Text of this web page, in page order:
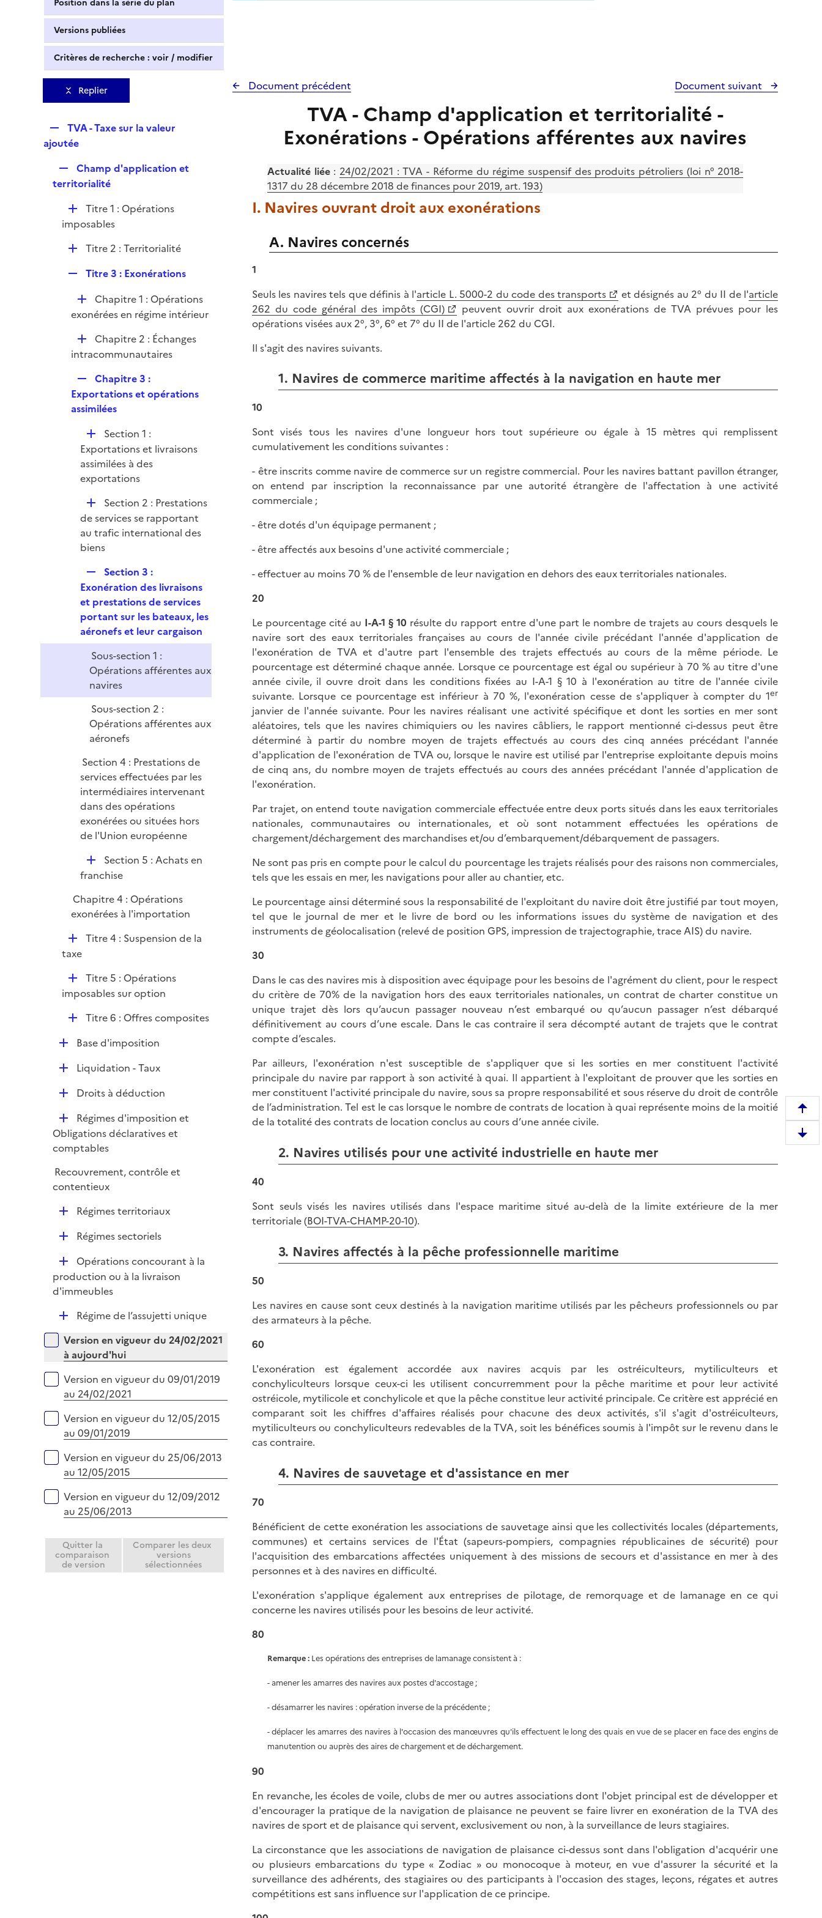
Position dans la série du plan
Versions publiées
Critères de recherche : voir / modifier
Replier
e
l
i
TVA - Taxe sur la valeur
ajoutée
e
l
i
e
r
Champ d'application et
territorialité
D
é
r
Titre 1 : Opérations
imposables
D
l
i
e
r
Titre 2 : Territorialité
p
l
i
e
r
Titre 3 : Exonérations
D
é
i
Chapitre 1 : Opérations
exonérées en régime intérieur
D
é
i
e
r
Chapitre 2 : Échanges
intracommunautaires
e
p
i
e
r
Chapitre 3 :
Exportations et opérations
assimilées
D
é
p
l
r
Section 1 :
Exportations et livraisons
assimilées à des
exportations
D
é
p
l
r
Section 2 : Prestations
de services se rapportant
au trafic international des
biens
e
p
l
i
e
r
Section 3 :
Exonération des livraisons
et prestations de services
portant sur les bateaux, les
aéronefs et leur cargaison
Sous-section 1 :
Opérations afférentes aux
navires
Sous-section 2 :
Opérations afférentes aux
aéronefs
Section 4 : Prestations de
services effectuées par les
intermédiaires intervenant
dans des opérations
exonérées ou situées hors
de l'Union européenne
D
é
l
i
Section 5 : Achats en
franchise
Chapitre 4 : Opérations
exonérées à l'importation
D
é
i
Titre 4 : Suspension de la
taxe
D
é
i
e
r
Titre 5 : Opérations
imposables sur option
D
p
i
e
Titre 6 : Offres composites
D
r
Base d'imposition
D
i
e
r
Liquidation - Taux
D
l
i
r
Droits à déduction
D
é
p
i
e
Régimes d'imposition et
Obligations déclaratives et
comptables
Recouvrement, contrôle et
contentieux
D
e
r
Régimes territoriaux
D
l
i
Régimes sectoriels
D
é
p
e
r
Opérations concourant à la
production ou à la livraison
d'immeubles
D
p
l
i
r
Régime de l’assujetti unique
Versions sur la période
Version en vigueur du 24/02/2021
à aujourd'hui
Version en vigueur du 09/01/2019
au 24/02/2021
Version en vigueur du 12/05/2015
au 09/01/2019
Version en vigueur du 25/06/2013
au 12/05/2015
Version en vigueur du 12/09/2012
au 25/06/2013
Quitter la
comparaison
de version
Comparer les deux
versions
sélectionnées
Document précédent Document suivant
TVA - Champ d'application et territorialité -
Exonérations - Opérations afférentes aux navires
Actualité liée: 24/02/2021 : TVA - Réforme du régime suspensif des produits pétroliers (loi n° 2018-
1317 du 28 décembre 2018 de finances pour 2019, art. 193)
I. Navires ouvrant droit aux exonérations
A. Navires concernés
1
Seuls les navires tels que définis à l'article L. 5000-2 du code des transports et désignés au 2° du II de l'article
262 du code général des impôts (CGI)
peuvent ouvrir droit aux exonérations de TVA prévues pour les
opérations visées aux 2°, 3°, 6° et 7° du II de l'article 262 du CGI.
Il s'agit des navires suivants.
1. Navires de commerce maritime affectés à la navigation en haute mer
10
Sont visés tous les navires d'une longueur hors tout supérieure ou égale à 15 mètres qui remplissent
cumulativement les conditions suivantes :
- être inscrits comme navire de commerce sur un registre commercial. Pour les navires battant pavillon étranger,
on entend par inscription la reconnaissance par une autorité étrangère de l'affectation à une activité
commerciale ;
- être dotés d'un équipage permanent ;
- être affectés aux besoins d'une activité commerciale ;
- effectuer au moins 70 % de l'ensemble de leur navigation en dehors des eaux territoriales nationales.
20
Le pourcentage cité au I-A-1 § 10 résulte du rapport entre d'une part le nombre de trajets au cours desquels le
navire sort des eaux territoriales françaises au cours de l'année civile précédant l'année d'application de
l'exonération de TVA et d'autre part l'ensemble des trajets effectués au cours de la même période. Le
pourcentage est déterminé chaque année. Lorsque ce pourcentage est égal ou supérieur à 70 % au titre d'une
année civile, il ouvre droit dans les conditions fixées au I-A-1 § 10 à l'exonération au titre de l'année civile
suivante. Lorsque ce pourcentage est inférieur à 70 %, l'exonération cesse de s'appliquer à compter du 1er
janvier de l'année suivante. Pour les navires réalisant une activité spécifique et dont les sorties en mer sont
aléatoires, tels que les navires chimiquiers ou les navires câbliers, le rapport mentionné ci-dessus peut être
déterminé à partir du nombre moyen de trajets effectués au cours des cinq années précédant l'année
d'application de l'exonération de TVA ou, lorsque le navire est utilisé par l'entreprise exploitante depuis moins
de cinq ans, du nombre moyen de trajets effectués au cours des années précédant l'année d'application de
l'exonération.
Par trajet, on entend toute navigation commerciale effectuée entre deux ports situés dans les eaux territoriales
nationales, communautaires ou internationales, et où sont notamment effectuées les opérations de
chargement/déchargement des marchandises et/ou d’embarquement/débarquement de passagers.
Ne sont pas pris en compte pour le calcul du pourcentage les trajets réalisés pour des raisons non commerciales,
tels que les essais en mer, les navigations pour aller au chantier, etc.
Le pourcentage ainsi déterminé sous la responsabilité de l'exploitant du navire doit être justifié par tout moyen,
tel que le journal de mer et le livre de bord ou les informations issues du système de navigation et des
instruments de géolocalisation (relevé de position GPS, impression de trajectographie, trace AIS) du navire.
30
Dans le cas des navires mis à disposition avec équipage pour les besoins de l'agrément du client, pour le respect
du critère de 70% de la navigation hors des eaux territoriales nationales, un contrat de charter constitue un
unique trajet dès lors qu’aucun passager nouveau n’est embarqué ou qu’aucun passager n’est débarqué
définitivement au cours d’une escale. Dans le cas contraire il sera décompté autant de trajets que le contrat
compte d’escales.
Par ailleurs, l'exonération n'est susceptible de s'appliquer que si les sorties en mer constituent l'activité
principale du navire par rapport à son activité à quai. Il appartient à l'exploitant de prouver que les sorties en
mer constituent l'activité principale du navire, sous sa propre responsabilité et sous réserve du droit de contrôle
de l’administration. Tel est le cas lorsque le nombre de contrats de location à quai représente moins de la moitié
de la totalité des contrats de location conclus au cours d’une année civile.
2. Navires utilisés pour une activité industrielle en haute mer
40
Sont seuls visés les navires utilisés dans l'espace maritime situé au-delà de la limite extérieure de la mer
territoriale (BOI-TVA-CHAMP-20-10).
3. Navires affectés à la pêche professionnelle maritime
50
Les navires en cause sont ceux destinés à la navigation maritime utilisés par les pêcheurs professionnels ou par
des armateurs à la pêche.
60
L'exonération est également accordée aux navires acquis par les ostréiculteurs, mytiliculteurs et
conchyliculteurs lorsque ceux-ci les utilisent concurremment pour la pêche maritime et pour leur activité
ostréicole, mytilicole et conchylicole et que la pêche constitue leur activité principale. Ce critère est apprécié en
comparant soit les chiffres d'affaires réalisés pour chacune des deux activités, s'il s'agit d'ostréiculteurs,
mytiliculteurs ou conchyliculteurs redevables de la TVA, soit les bénéfices soumis à l'impôt sur le revenu dans le
cas contraire.
4. Navires de sauvetage et d'assistance en mer
70
Bénéficient de cette exonération les associations de sauvetage ainsi que les collectivités locales (départements,
communes) et certains services de l'État (sapeurs-pompiers, compagnies républicaines de sécurité) pour
l'acquisition des embarcations affectées uniquement à des missions de secours et d'assistance en mer à des
personnes et à des navires en difficulté.
L'exonération s'applique également aux entreprises de pilotage, de remorquage et de lamanage en ce qui
concerne les navires utilisés pour les besoins de leur activité.
80
Remarque : Les opérations des entreprises de lamanage consistent à :
- amener les amarres des navires aux postes d'accostage ;
- désamarrer les navires : opération inverse de la précédente ;
- déplacer les amarres des navires à l'occasion des manœuvres qu'ils effectuent le long des quais en vue de se placer en face des engins de
manutention ou auprès des aires de chargement et de déchargement.
90
En revanche, les écoles de voile, clubs de mer ou autres associations dont l'objet principal est de développer et
d'encourager la pratique de la navigation de plaisance ne peuvent se faire livrer en exonération de la TVA des
navires de sport et de plaisance qui servent, exclusivement ou non, à la surveillance de leurs stagiaires.
La circonstance que les associations de navigation de plaisance ci-dessus sont dans l'obligation d'acquérir une
ou plusieurs embarcations du type « Zodiac » ou monocoque à moteur, en vue d'assurer la sécurité et la
surveillance des adhérents, des stagiaires ou des participants à l'occasion des stages, leçons, régates et autres
compétitions est sans influence sur l'application de ce principe.
e
m
D